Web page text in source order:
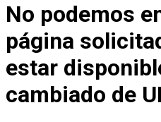
No podemos
página
estar
cambiado de